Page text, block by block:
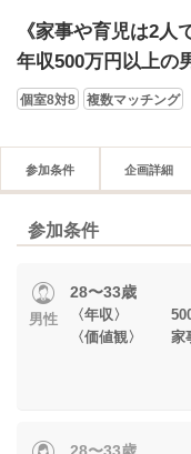
《家事や育児は2人
年収500万円以上の
個室8対8 複数マッチング
参加条件 企画詳細
参加条件
男性
28〜33歳
〈年収〉 500
〈価値観〉 家
28〜33歳